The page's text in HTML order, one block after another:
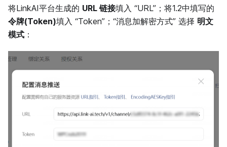
将LinkAI平台生成的 URL 链接填入 “URL”；将1.2中填写的
令牌(Token)填入 “Token”；“消息加解密方式” 选择 明文
模式 ：